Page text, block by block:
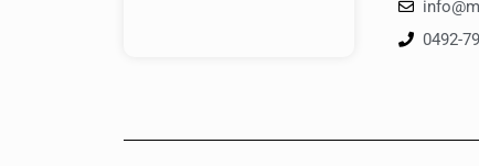
0492-